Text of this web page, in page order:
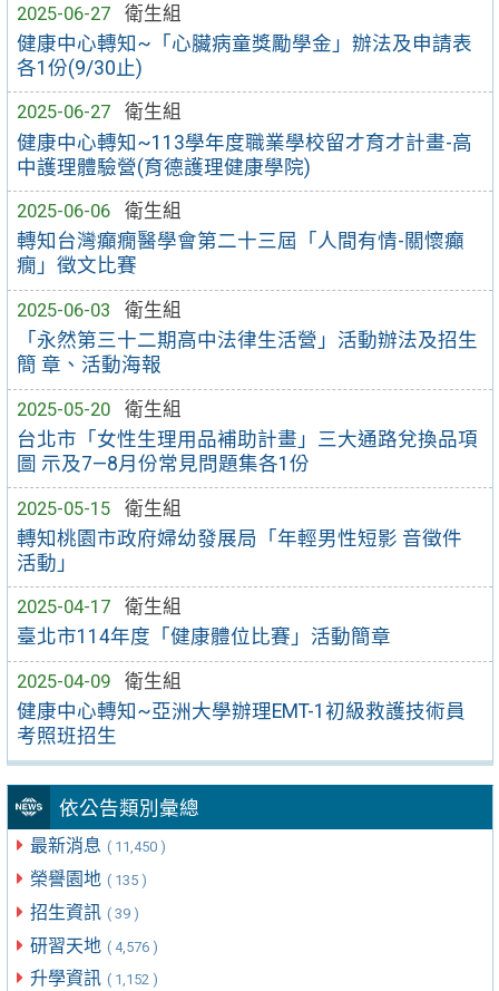
2025-06-27
衛生組
健康中心轉知~「心臟病童獎勵學金」辦法及申請表
各1份(9/30止)
2025-06-27
衛生組
健康中心轉知~113學年度職業學校留才育才計畫-高
中護理體驗營(育德護理健康學院)
2025-06-06
衛生組
轉知台灣癲癇醫學會第二十三屆「人間有情-關懷癲
癇」徵文比賽
2025-06-03
衛生組
「永然第三十二期高中法律生活營」活動辦法及招生
簡 章、活動海報
2025-05-20
衛生組
台北市「女性生理用品補助計畫」三大通路兌換品項
圖 示及7—8月份常見問題集各1份
2025-05-15
衛生組
轉知桃園市政府婦幼發展局「年輕男性短影 音徵件
活動」
2025-04-17
衛生組
臺北市114年度「健康體位比賽」活動簡章
2025-04-09
衛生組
健康中心轉知~亞洲大學辦理EMT-1初級救護技術員
考照班招生
依公告類別彙總
最新消息 ( 11,450 )
榮譽園地 ( 135 )
招生資訊 ( 39 )
研習天地 ( 4,576 )
升學資訊 ( 1,152 )